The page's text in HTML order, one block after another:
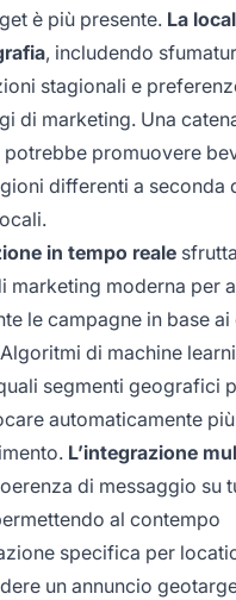
è più presente. La
, includendo
stagionali e
di marketing. Una
potrebbe promuovere
differenti a seconda
in tempo reale
marketing moderna per
le campagne in base ai
di machine
segmenti geografici
automaticamente
L’integrazione
di messaggio su
al contempo
specifica per
un annuncio